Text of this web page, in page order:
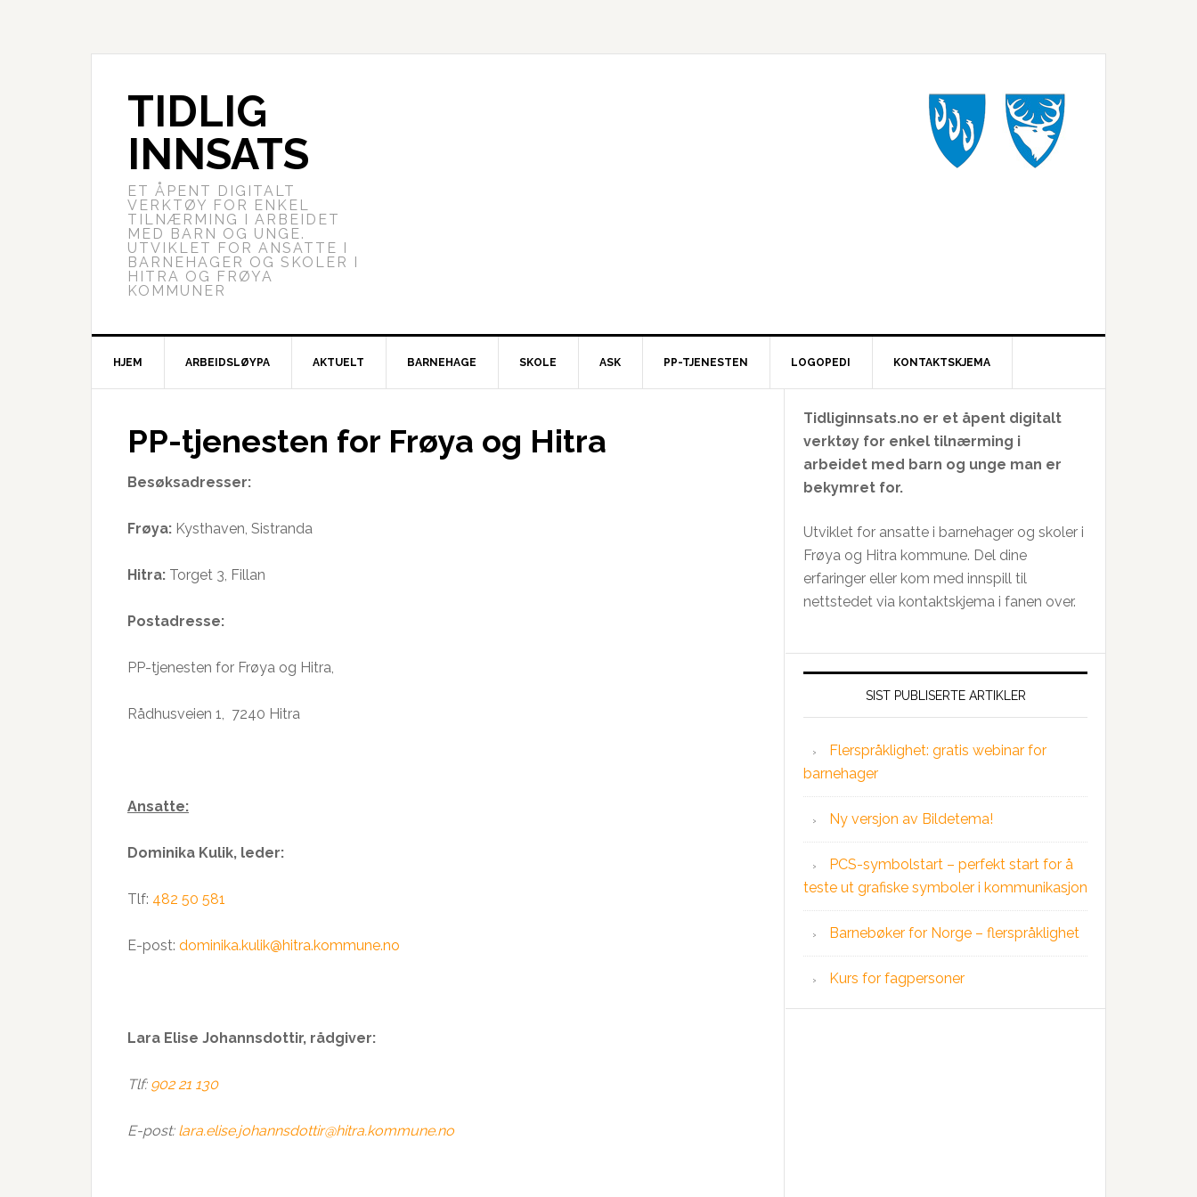
TIDLIG
INNSATS
ET ÅPENT DIGITALT
VERKTØY FOR ENKEL
TILNÆRMING I ARBEIDET
MED BARN OG UNGE.
UTVIKLET FOR ANSATTE I
BARNEHAGER OG SKOLER I
HITRA OG FRØYA
KOMMUNER
HJEM ARBEIDSLØYPA AKTUELT BARNEHAGE SKOLE ASK PP-TJENESTEN LOGOPEDI KONTAKTSKJEMA
PP-tjenesten for Frøya og Hitra
Besøksadresser:
Frøya: Kysthaven, Sistranda
Hitra: Torget 3, Fillan
Postadresse:
PP-tjenesten for Frøya og Hitra,
Rådhusveien 1, 7240 Hitra
Ansatte:
Dominika Kulik, leder:
Tlf: 482 50 581
E-post: dominika.kulik@hitra.kommune.no
Lara Elise Johannsdottir, rådgiver:
Tlf: 902 21 130
E-post: lara.elise.johannsdottir@hitra.kommune.no
Tidliginnsats.no er et åpent digitalt
verktøy for enkel tilnærming i
arbeidet med barn og unge man er
bekymret for.
Utviklet for ansatte i barnehager og skoler i
Frøya og Hitra kommune. Del dine
erfaringer eller kom med innspill til
nettstedet via kontaktskjema i fanen over.
SIST PUBLISERTE ARTIKLER
Flerspråklighet: gratis webinar for
barnehager
Ny versjon av Bildetema!
PCS-symbolstart – perfekt start for å
teste ut grafiske symboler i kommunikasjon
Barnebøker for Norge – flerspråklighet
Kurs for fagpersoner